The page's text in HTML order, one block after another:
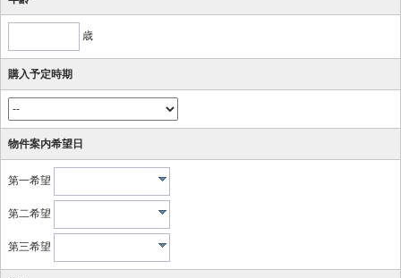
歳
購入予定時期
物件案内希望日
第一希望
第二希望
第三希望